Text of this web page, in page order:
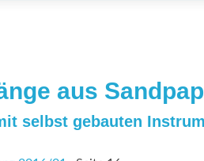
aus
selbst gebauten